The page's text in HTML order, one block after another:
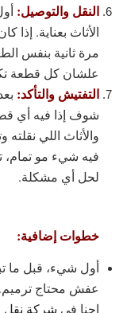
النقل والتوصيل:
الأثاث بعناية. إذا
مرة ثانية بنفس
علشان كل قطعة
التفتيش والتأكد:
شوف إذا فيه أي
والأثاث اللي
فيه شيء مو تمام،
لحل أي مشكلة.
خطوات إضافية:
أول شيء، قبل ما
عفش محتاج ترميم.
إحنا في شركة نقل